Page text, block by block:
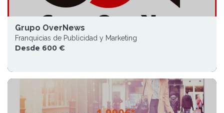
Grupo OverNews
Franquicias de Publicidad y Marketing
Desde 600 €